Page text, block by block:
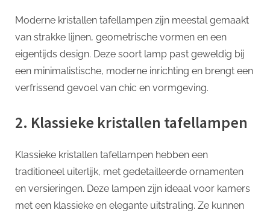
Moderne kristallen tafellampen zijn meestal gemaakt
van strakke lijnen, geometrische vormen en een
eigentijds design. Deze soort lamp past geweldig bij
een minimalistische, moderne inrichting en brengt een
verfrissend gevoel van chic en vormgeving.
2. Klassieke kristallen tafellampen
Klassieke kristallen tafellampen hebben een
traditioneel uiterlijk, met gedetailleerde ornamenten
en versieringen. Deze lampen zijn ideaal voor kamers
met een klassieke en elegante uitstraling. Ze kunnen